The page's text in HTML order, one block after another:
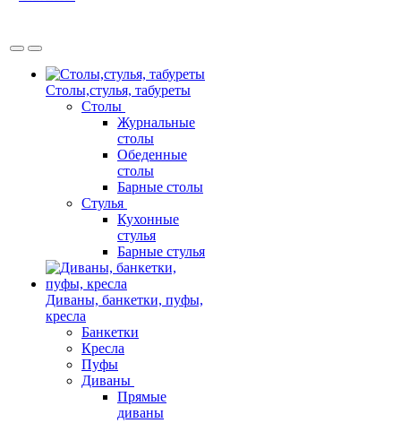
Столы,стулья, табуреты
Столы
Журнальные
столы
Обеденные
столы
Барные столы
Стулья
Кухонные
стулья
Барные стулья
Диваны, банкетки, пуфы,
кресла
Банкетки
Кресла
Пуфы
Диваны
Прямые
диваны